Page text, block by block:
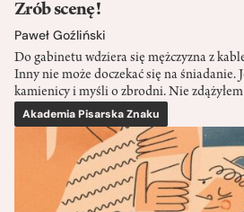
Zrób scenę!
Paweł Goźliński
Do gabinetu wdziera się mężczyzna z
Inny nie może doczekać się na śniadanie.
kamienicy i myśli o zbrodni. Nie
Akademia Pisarska Znaku